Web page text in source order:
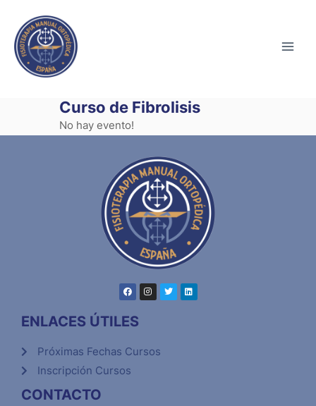
Curso de Fibrolisis
No hay evento!
ENLACES ÚTILES
Próximas Fechas Cursos
Inscripción Cursos
CONTACTO